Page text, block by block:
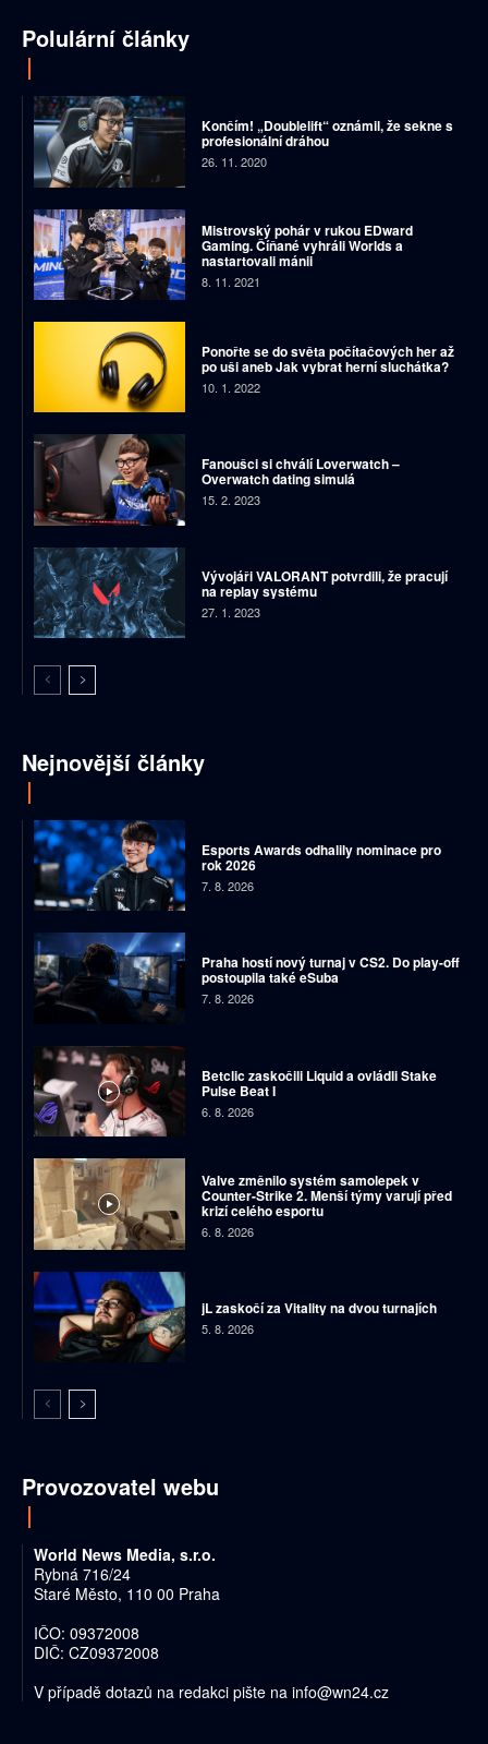
Polulární články
Končím! „Doublelift“ oznámil, že sekne s
profesionální dráhou
26. 11. 2020
Mistrovský pohár v rukou EDward
Gaming. Číňané vyhráli Worlds a
nastartovali mánii
8. 11. 2021
Ponořte se do světa počítačových her až
po uši aneb Jak vybrat herní sluchátka?
10. 1. 2022
Fanoušci si chválí Loverwatch –
Overwatch dating simulá
15. 2. 2023
Vývojáři VALORANT potvrdili, že pracují
na replay systému
27. 1. 2023
Nejnovější články
Esports Awards odhalily nominace pro
rok 2026
7. 8. 2026
Praha hostí nový turnaj v CS2. Do play-off
postoupila také eSuba
7. 8. 2026
Betclic zaskočili Liquid a ovládli Stake
Pulse Beat I
6. 8. 2026
Valve změnilo systém samolepek v
Counter-Strike 2. Menší týmy varují před
krizí celého esportu
6. 8. 2026
jL zaskočí za Vitality na dvou turnajích
5. 8. 2026
Provozovatel webu
World News Media, s.r.o.
Rybná 716/24
Staré Město, 110 00 Praha
IČO: 09372008
DIČ: CZ09372008
V případě dotazů na redakci pište na info@wn24.cz